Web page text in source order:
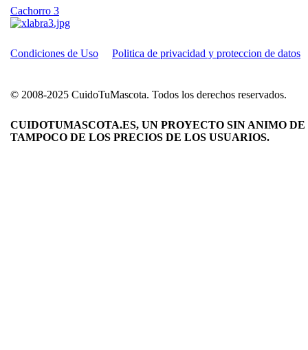
Cachorro 3
Condiciones de Uso Politica de privacidad y proteccion de datos
© 2008-2025 CuidoTuMascota. Todos los derechos reservados.
CUIDOTUMASCOTA.ES, UN PROYECTO SIN ANIMO
TAMPOCO DE LOS PRECIOS DE LOS USUARIOS.